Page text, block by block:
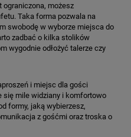
możesz
Taka forma pozwala na
swobodę w wyborze miejsca do
zadbać o kilka stolików
wygodnie odłożyć talerze czy
i miejsc dla gości
się mile widziany i komfortowo
formy, jaką wybierzesz,
z gośćmi oraz troska o